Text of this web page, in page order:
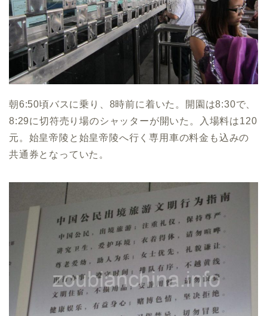
朝6:50頃バスに乗り、8時前に着いた。開園は8:30で、
8:29に切符売り場のシャッターが開いた。入場料は120
元。始皇帝陵と始皇帝陵へ行く専用車の料金も込みの
共通券となっていた。